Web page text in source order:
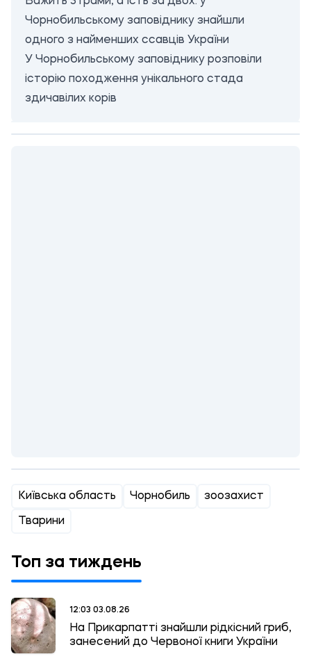
Чорнобильському заповіднику знайшли
одного з найменших ссавців України
У Чорнобильському заповіднику розповіли
історію походження унікального стада
здичавілих корів
Київська область Чорнобиль зоозахист
Тварини
Топ за тиждень
12:03 03.08.26
На Прикарпатті знайшли рідкісний гриб,
занесений до Червоної книги України